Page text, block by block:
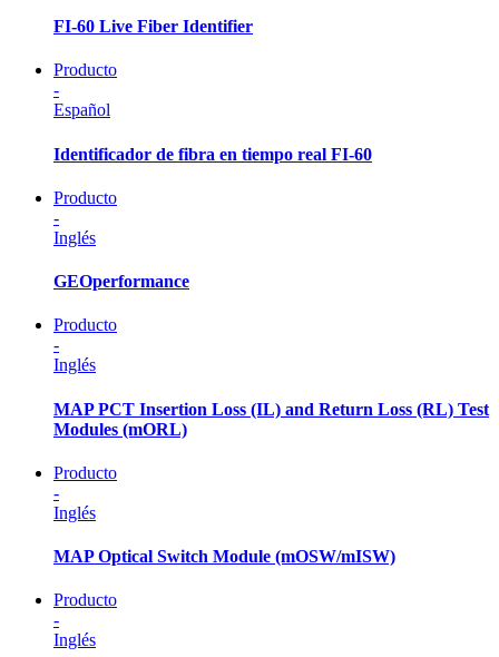
FI-60 Live Fiber Identifier
Producto
-
Español
Identificador de fibra en tiempo real FI-60
Producto
-
Inglés
GEOperformance
Producto
-
Inglés
MAP PCT Insertion Loss (IL) and Return Loss (RL) Test
Modules (mORL)
Producto
-
Inglés
MAP Optical Switch Module (mOSW/mISW)
Producto
-
Inglés